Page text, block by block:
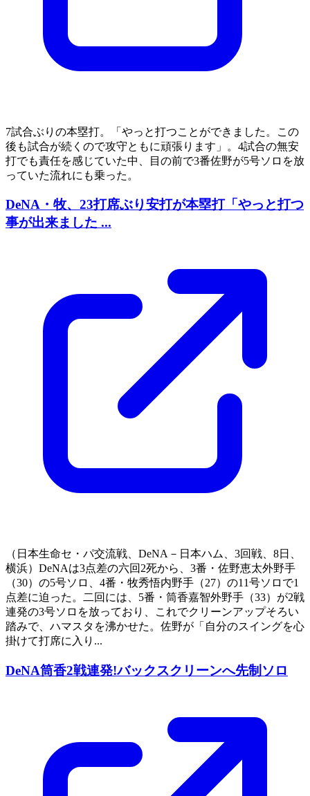
7試合ぶりの本塁打。「やっと打つことができました。この
後も試合が続くので攻守ともに頑張ります」。4試合の無安
打でも責任を感じていた中、目の前で3番佐野が5号ソロを放
っていた流れにも乗った。
DeNA・牧、23打席ぶり安打が本塁打「やっと打つ
事が出来ました ...
（日本生命セ・パ交流戦、DeNA－日本ハム、3回戦、8日、
横浜）DeNAは3点差の六回2死から、3番・佐野恵太外野手
（30）の5号ソロ、4番・牧秀悟内野手（27）の11号ソロで1
点差に迫った。二回には、5番・筒香嘉智外野手（33）が2戦
連発の3号ソロを放っており、これでクリーンアップそろい
踏みで、ハマスタを沸かせた。佐野が「自分のスイングを心
掛けて打席に入り...
DeNA筒香2戦連発!バックスクリーンへ先制ソロ